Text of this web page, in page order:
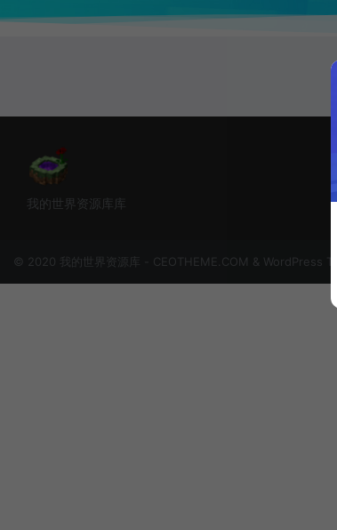
我的世界资源库库
© 2020 我的世界资源库 - CEOTHEME.COM & WordPress